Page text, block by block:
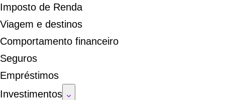
Imposto de Renda
Viagem e destinos
Comportamento financeiro
Seguros
Empréstimos
Investimentos